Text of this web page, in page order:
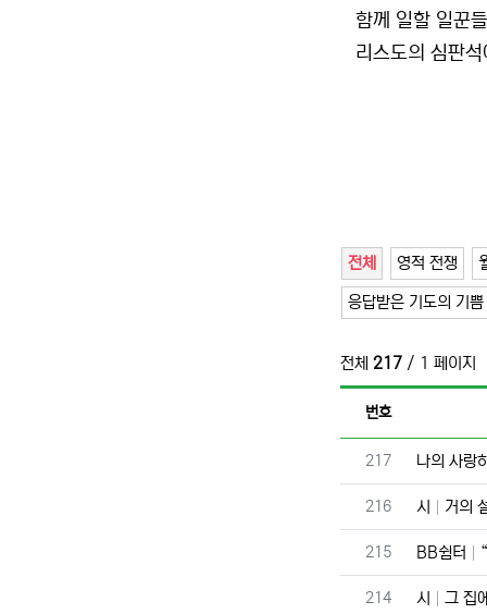
함께 일할 일꾼
리스도의 심판
전체 영적 전쟁
응답받은 기도의 기쁨
전체 217 / 1 페이지
번호
번호
217 나의 사랑
번호
216 시 거의
번호
215 BB쉼터
번호
214 시 그 집